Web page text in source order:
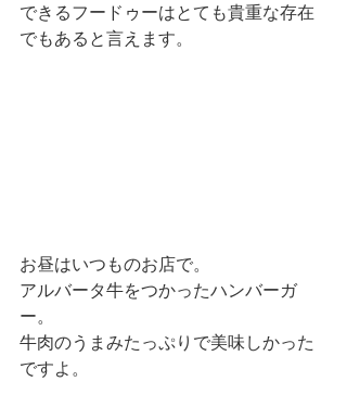
できるフードゥーはとても貴重な存在
でもあると言えます。
お昼はいつものお店で。
アルバータ牛をつかったハンバーガ
ー。
牛肉のうまみたっぷりで美味しかった
ですよ。